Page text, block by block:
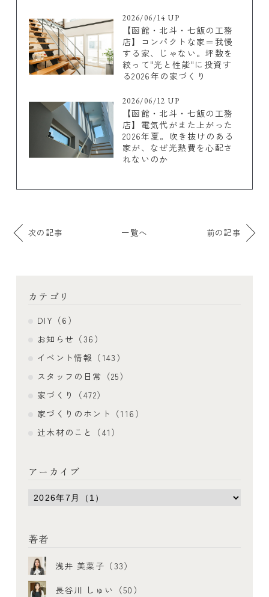
2026/06/14 UP
【函館・北斗・七飯の工務
店】コンパクトな家＝我慢
する家、じゃない。坪数を
絞って"光と性能"に投資す
る2026年の家づくり
2026/06/12 UP
【函館・北斗・七飯の工務
店】電気代がまた上がった
2026年夏。吹き抜けのある
家が、なぜ光熱費を心配さ
れないのか
次の記事 一覧へ 前の記事
カテゴリ
DIY（6）
お知らせ（36）
イベント情報（143）
スタッフの日常（25）
家づくり（472）
家づくりのホント（116）
辻木材のこと（41）
アーカイブ
著者
浅井 美菜子（33）
長谷川 しゅい（50）